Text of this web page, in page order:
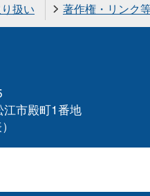
植候事、下緒大小贈給の御礼、竹嶋渡
事、庄右衛門方無異着、方々相勤、
上、代々無滞被仰付候事
礼、竹嶋渡海の船当二月上旬出船の
扱い 著作権・リンク
市殿町1番地